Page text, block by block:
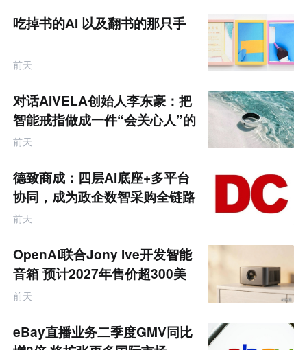
题
吃掉书的AI 以及翻书的那只手
前天
对话AIVELA创始人李东豪：把
智能戒指做成一件“会关心人”的
饰品
前天
德致商成：四层AI底座+多平台
协同，成为政企数智采购全链路
服务商
前天
OpenAI联合Jony Ive开发智能
音箱 预计2027年售价超300美
元
前天
eBay直播业务二季度GMV同比